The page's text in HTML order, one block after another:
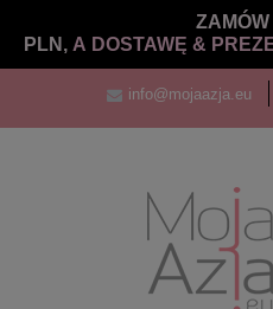
PLN, A DOSTAWĘ &
info@mojaazja.eu